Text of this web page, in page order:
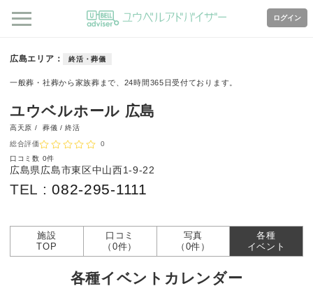
ログイン
広島エリア 終活・葬儀
一般葬・社葬から家族葬まで、24時間365日受付ております。
ユウベルホール 広島
高天原 / 葬儀 / 終活
総合評価
0
口コミ数 0件
広島県広島市東区中山西1-9-22
TEL :082-295-1111
施設
TOP
口コミ
（0件）
写真
（0件）
各種
イベント
各種イベントカレンダー